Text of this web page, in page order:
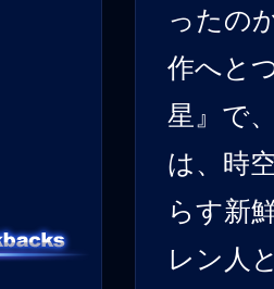
ったの
作へと
星』で
は、時
らす新
レン人